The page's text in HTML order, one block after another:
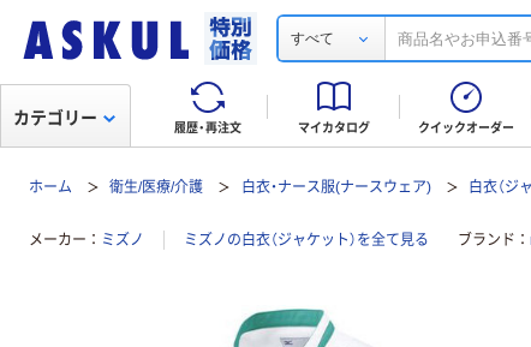
すべて
履歴・再注文 マイカタログ クイックオーダー
カテゴリー
ホーム 衛生/医療/介護 白衣・ナース服(ナースウェア) 白衣（ジ
メーカー ミズノ ミズノの白衣（ジャケット）を全て見る ブランド